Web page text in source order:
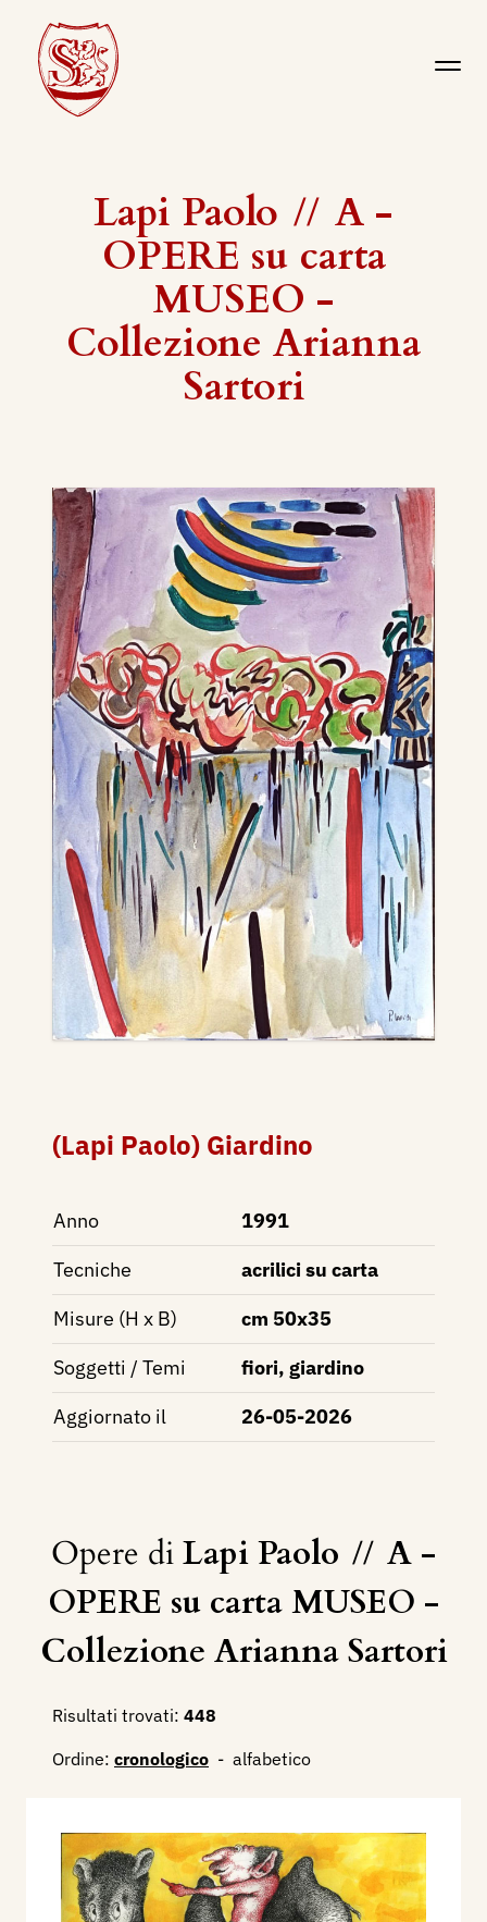
Lapi Paolo // A -
OPERE su carta
MUSEO -
Collezione Arianna
Sartori
(Lapi Paolo) Giardino
Anno
1991
Tecniche
acrilici su carta
Misure (H x B)
cm 50x35
Soggetti / Temi
fiori, giardino
Aggiornato il
26-05-2026
Opere diLapi Paolo // A -
OPERE su carta MUSEO -
Collezione Arianna Sartori
Risultati trovati: 448
Ordine: cronologico - alfabetico